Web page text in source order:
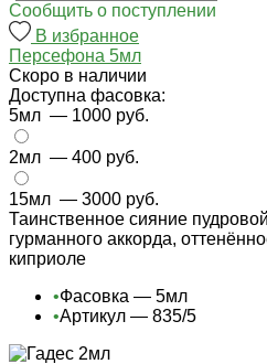
Cообщить о поступлении
В избранное
Персефона 5мл
Cкоро в наличии
Доступна фасовка:
5мл — 1000 руб.
2мл — 400 руб.
15мл — 3000 руб.
Таинственное сияние
гурманного аккорда,
киприоле
•Фасовка — 5мл
•Артикул — 835/5